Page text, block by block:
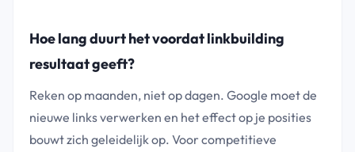
Hoe lang duurt het voordat linkbuilding
resultaat geeft?
Reken op maanden, niet op dagen. Google moet de
nieuwe links verwerken en het effect op je posities
bouwt zich geleidelijk op. Voor competitieve